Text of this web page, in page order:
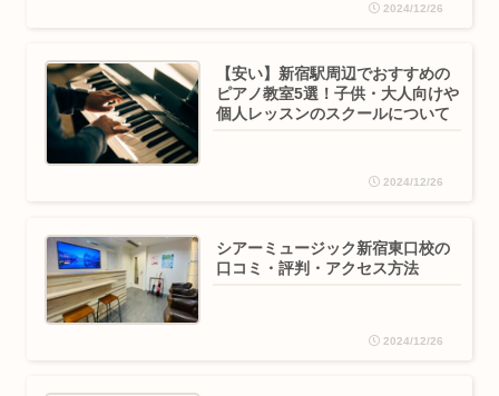
2024/12/26
【安い】新宿駅周辺でおすすめの
ピアノ教室5選！子供・大人向けや
個人レッスンのスクールについて
2024/12/26
シアーミュージック新宿東口校の
口コミ・評判・アクセス方法
2024/12/26